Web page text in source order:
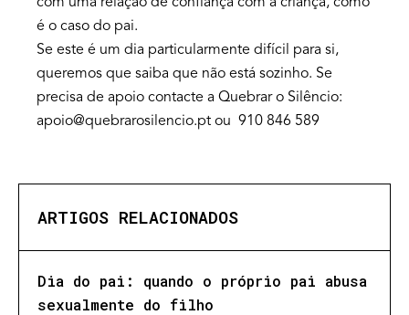
é o caso do pai.
Se este é um dia particularmente difícil para si,
queremos que saiba que não está sozinho. Se
precisa de apoio contacte a Quebrar o Silêncio:
apoio@quebrarosilencio.pt ou 910 846 589
ARTIGOS RELACIONADOS
Dia do pai: quando o próprio pai abusa
sexualmente do filho